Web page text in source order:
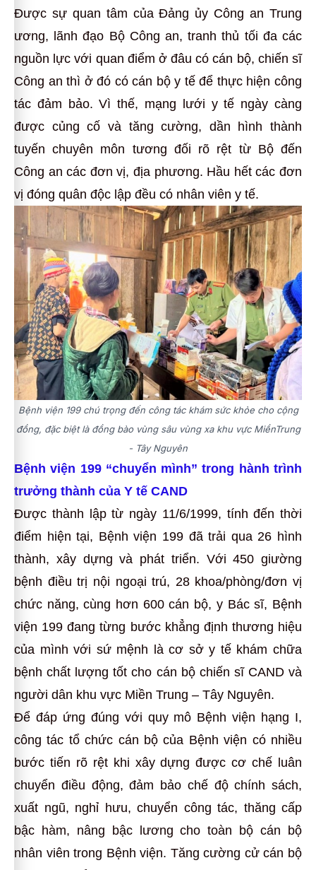
Được sự quan tâm của Đảng ủy Công an Trung
ương, lãnh đạo Bộ Công an, tranh thủ tối đa các
nguồn lực với quan điểm ở đâu có cán bộ, chiến sĩ
Công an thì ở đó có cán bộ y tế để thực hiện công
tác đảm bảo. Vì thế, mạng lưới y tế ngày càng
được củng cố và tăng cường, dần hình thành
tuyến chuyên môn tương đối rõ rệt từ Bộ đến
Công an các đơn vị, địa phương. Hầu hết các đơn
vị đóng quân độc lập đều có nhân viên y tế.
Bệnh viện 199 chú trọng đến công tác khám sức khỏe cho cộng
đồng, đặc biệt là đồng bào vùng sâu vùng xa khu vực MiềnTrung
- Tây Nguyên
Bệnh viện 199 “chuyển mình” trong hành trình
trưởng thành của Y tế CAND
Được thành lập từ ngày 11/6/1999, tính đến thời
điểm hiện tại, Bệnh viện 199 đã trải qua 26 hình
thành, xây dựng và phát triển. Với 450 giường
bệnh điều trị nội ngoại trú, 28 khoa/phòng/đơn vị
chức năng, cùng hơn 600 cán bộ, y Bác sĩ, Bệnh
viện 199 đang từng bước khẳng định thương hiệu
của mình với sứ mệnh là cơ sở y tế khám chữa
bệnh chất lượng tốt cho cán bộ chiến sĩ CAND và
người dân khu vực Miền Trung – Tây Nguyên.
Để đáp ứng đúng với quy mô Bệnh viện hạng I,
công tác tổ chức cán bộ của Bệnh viện có nhiều
bước tiến rõ rệt khi xây dựng được cơ chế luân
chuyển điều động, đảm bảo chế độ chính sách,
xuất ngũ, nghỉ hưu, chuyển công tác, thăng cấp
bậc hàm, nâng bậc lương cho toàn bộ cán bộ
nhân viên trong Bệnh viện. Tăng cường cử cán bộ